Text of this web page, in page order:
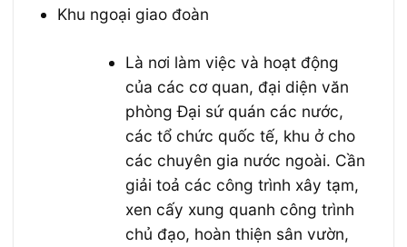
Khu ngoại giao đoàn
Là nơi làm việc và hoạt động
của các cơ quan, đại diện văn
phòng Đại sứ quán các nước,
các tổ chức quốc tế, khu ở cho
các chuyên gia nước ngoài. Cần
giải toả các công trình xây tạm,
xen cấy xung quanh công trình
chủ đạo, hoàn thiện sân vườn,